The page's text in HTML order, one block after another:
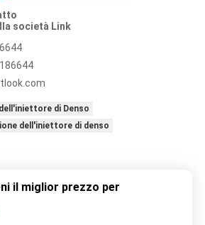
società Link
di Denso
dell'iniettore di denso
il miglior prezzo per